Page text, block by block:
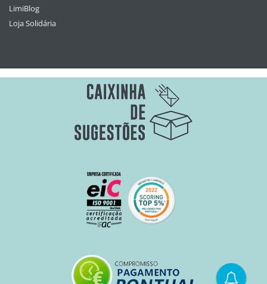
LimiBlog
Loja Solidária